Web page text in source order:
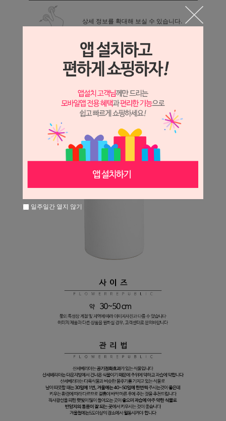
상세 정보를 확대해 보실 수 있습니다.
일주일간 열지 않기